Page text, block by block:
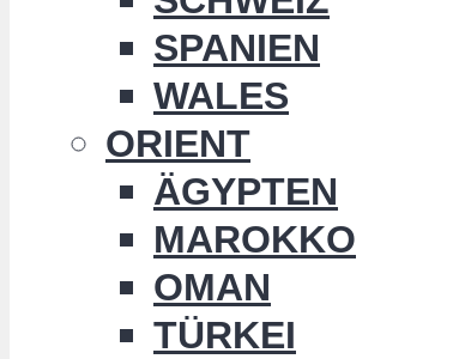
SPANIEN
WALES
ORIENT
ÄGYPTEN
MAROKKO
OMAN
TÜRKEI